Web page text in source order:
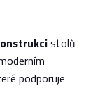
stolů
podporuje